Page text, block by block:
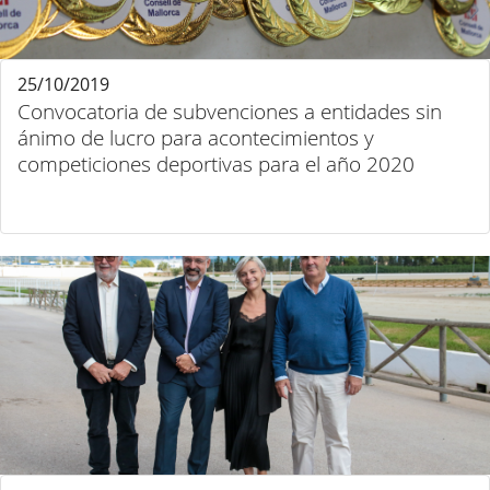
Convocatoria de subvenciones a entidades sin
ánimo de lucro para acontecimientos y
competiciones deportivas para el año 2020
25/10/2019